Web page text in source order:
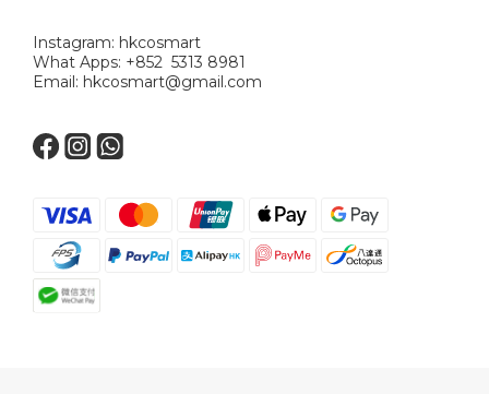
Instagram: hkcosmart
What Apps: +852 5313 8981
Email: hkcosmart@gmail.com